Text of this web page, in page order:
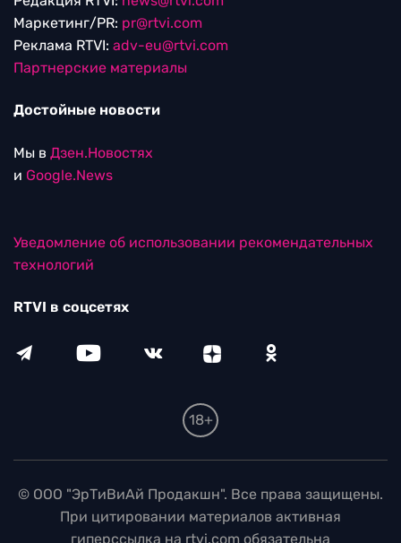
Маркетинг/PR: pr@rtvi.com
Реклама RTVI: adv-eu@rtvi.com
Партнерские материалы
Достойные новости
Мы в Дзен.Новостях
и Google.News
Уведомление об использовании рекомендательных
технологий
RTVI в соцсетях
18+
© ООО "ЭрТиВиАй Продакшн". Все права защищены.
При цитировании материалов активная
гиперссылка на rtvi.com обязательна